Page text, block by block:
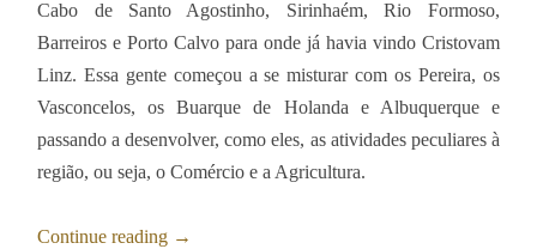
Cabo de Santo Agostinho, Sirinhaém, Rio Formoso,
Barreiros e Porto Calvo para onde já havia vindo Cristovam
Linz. Essa gente começou a se misturar com os Pereira, os
Vasconcelos, os Buarque de Holanda e Albuquerque e
passando a desenvolver, como eles, as atividades peculiares à
região, ou seja, o Comércio e a Agricultura.
Continue reading →